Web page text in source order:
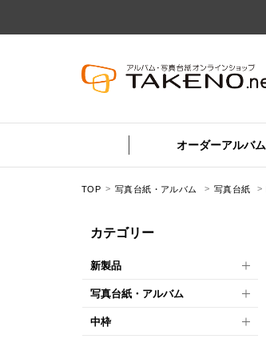
オーダーアルバム
TOP 写真台紙・アルバム 写真台紙
カテゴリー
新製品
写真台紙・アルバム
中枠